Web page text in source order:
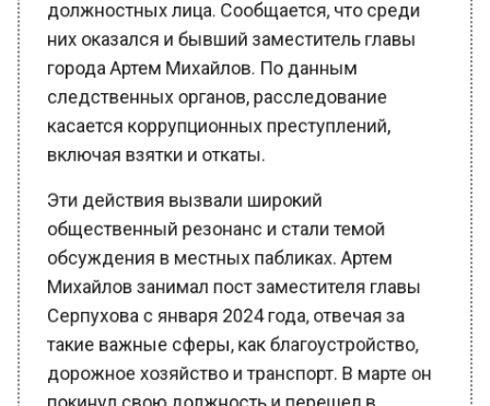
них оказался и бывший заместитель главы
города Артем Михайлов. По данным
следственных органов, расследование
касается коррупционных преступлений,
включая взятки и откаты.
Эти действия вызвали широкий
общественный резонанс и стали темой
обсуждения в местных пабликах. Артем
Михайлов занимал пост заместителя главы
Серпухова с января 2024 года, отвечая за
такие важные сферы, как благоустройство,
дорожное хозяйство и транспорт. В марте он